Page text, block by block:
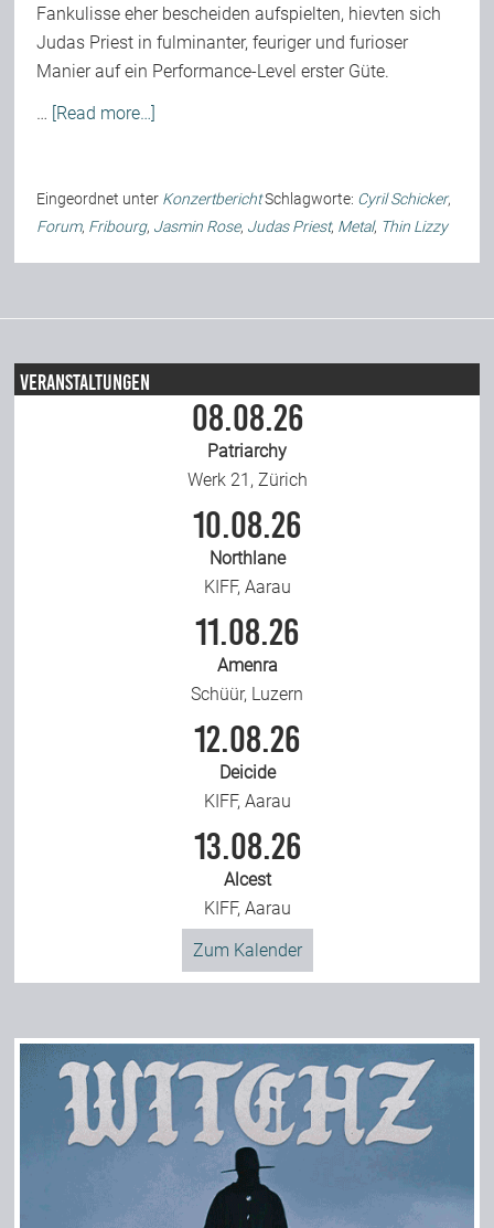
Fankulisse eher bescheiden aufspielten, hievten sich
Judas Priest in fulminanter, feuriger und furioser
Manier auf ein Performance-Level erster Güte.
… [Read more…]
Eingeordnet unter KonzertberichtSchlagworte: Cyril Schicker,
Forum, Fribourg, Jasmin Rose, Judas Priest, Metal, Thin Lizzy
Veranstaltungen
08.08.26
Patriarchy
Werk 21, Zürich
10.08.26
Northlane
KIFF, Aarau
11.08.26
Amenra
Schüür, Luzern
12.08.26
Deicide
KIFF, Aarau
13.08.26
Alcest
KIFF, Aarau
Zum Kalender